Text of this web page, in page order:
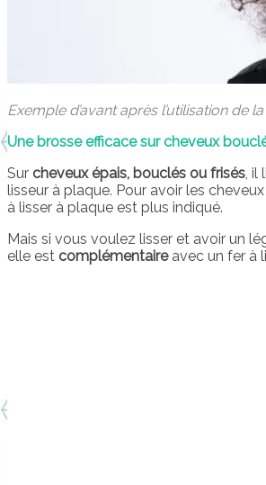
Exemple d’avant après l’utilisation de
Une brosse efficace sur cheveux
Sur cheveux épais, bouclés ou frisés, il
lisseur à plaque. Pour avoir les
à lisser à plaque est plus indiqué.
Mais si vous voulez lisser et avoir un
elle est complémentaireavec un fer à